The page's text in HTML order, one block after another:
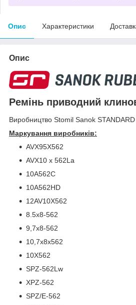
Опис Характеристики
Опис
Ремінь приводний
Виробництво Stomil Sanok
Маркування виробників:
AVX95X562
AVX10 x 562La
10A562C
10A562HD
12AV10X562
8.5х8-562
9,7х8-562
10,7х8х562
10X562
SPZ-562Lw
XPZ-562
SPZ/E-562